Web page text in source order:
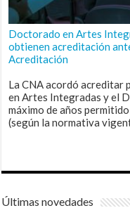
Doctorado en Artes
obtienen acreditación
Acreditación
La CNA acordó acreditar
en Artes Integradas y el
máximo de años
(según la normativa
Últimas novedades